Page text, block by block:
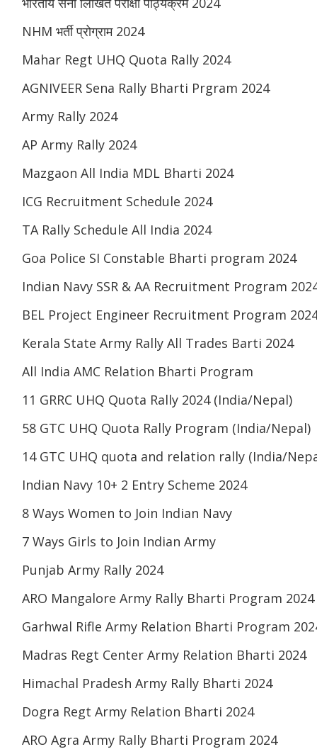
NHM भर्ती प्रोग्राम 2024
Mahar Regt UHQ Quota Rally 2024
AGNIVEER Sena Rally Bharti Prgram 2024
Army Rally 2024
AP Army Rally 2024
Mazgaon All India MDL Bharti 2024
ICG Recruitment Schedule 2024
TA Rally Schedule All India 2024
Goa Police SI Constable Bharti program 2024
Indian Navy SSR & AA Recruitment Program
BEL Project Engineer Recruitment Program
Kerala State Army Rally All Trades Barti 2024
All India AMC Relation Bharti Program
11 GRRC UHQ Quota Rally 2024 (India/Nepal)
58 GTC UHQ Quota Rally Program (India/Nepal)
14 GTC UHQ quota and relation rally (India/
Indian Navy 10+ 2 Entry Scheme 2024
8 Ways Women to Join Indian Navy
7 Ways Girls to Join Indian Army
Punjab Army Rally 2024
ARO Mangalore Army Rally Bharti Program 2024
Garhwal Rifle Army Relation Bharti Program
Madras Regt Center Army Relation Bharti 2024
Himachal Pradesh Army Rally Bharti 2024
Dogra Regt Army Relation Bharti 2024
ARO Agra Army Rally Bharti Program 2024